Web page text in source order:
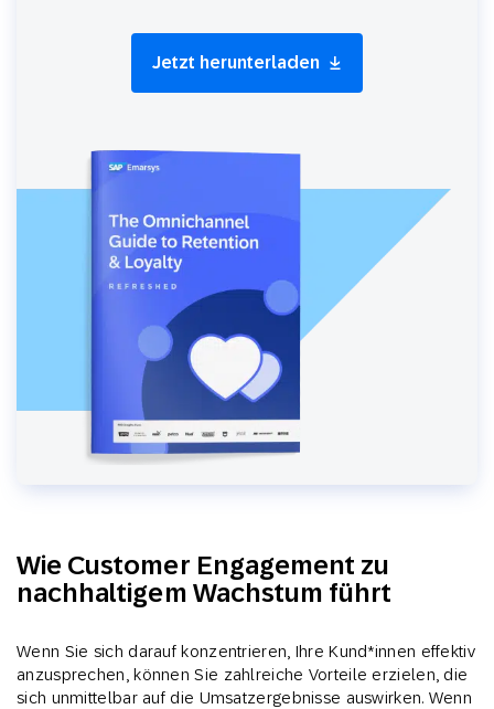
Jetzt herunterladen
Wie Customer Engagement zu
nachhaltigem Wachstum führt
Wenn Sie sich darauf konzentrieren, Ihre Kund*innen effektiv
anzusprechen, können Sie zahlreiche Vorteile erzielen, die
sich unmittelbar auf die Umsatzergebnisse auswirken. Wenn